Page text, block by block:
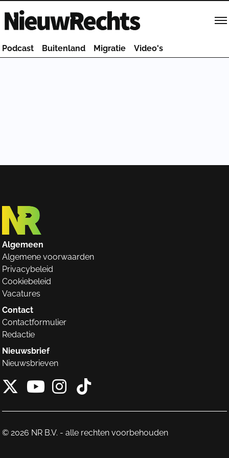
Homepage van NieuwRechts
Podcast Buitenland Migratie Video's
Algemeen
Algemene voorwaarden
Privacybeleid
Cookiebeleid
Vacatures
Contact
Contactformulier
Redactie
Nieuwsbrief
Nieuwsbrieven
X van NieuwRechts
Instagram van
Tiktok van
© 2026 NR B.V. - alle rechten voorbehouden